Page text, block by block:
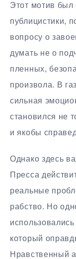
Этот мотив был
публицистики,
вопросу о
думать не о
пленных,
произвола. В
сильная
становился не
и якобы
Однако здесь
Пресса
реальные
рабство. Но
который
Нравственный